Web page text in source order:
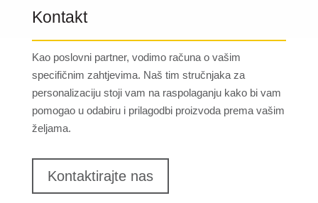
Kontakt
Kao poslovni partner, vodimo računa o vašim
specifičnim zahtjevima. Naš tim stručnjaka za
personalizaciju stoji vam na raspolaganju kako bi vam
pomogao u odabiru i prilagodbi proizvoda prema vašim
željama.
Kontaktirajte nas